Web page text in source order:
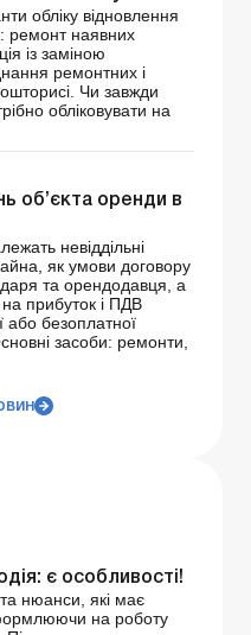
обліку відновлення
ремонт наявних
із заміною
ремонтних і
Чи завжди
обліковувати на
об’єкта оренди в
невіддільні
як умови договору
та орендодавця, а
на прибуток і ПДВ
або безоплатної
засоби: ремонти,
є особливості!
нюанси, які має
на роботу